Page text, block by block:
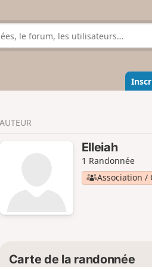
AUTEUR
Elleiah
1 Randonnée
Association /
Carte de la randonnée